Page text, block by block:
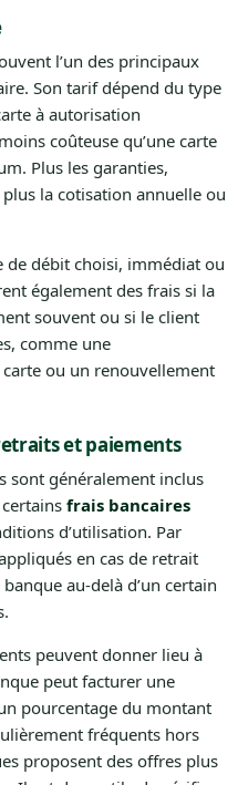
l’un des principaux
Son tarif dépend du type
à autorisation
coûteuse qu’une carte
Plus les garanties,
la cotisation annuelle ou
de débit choisi, immédiat ou
également des frais si la
souvent ou si le client
comme une
ou un renouvellement
et paiements
sont généralement inclus
frais bancaires
d’utilisation. Par
en cas de retrait
au-delà d’un certain
peuvent donner lieu à
peut facturer une
pourcentage du montant
fréquents hors
proposent des offres plus